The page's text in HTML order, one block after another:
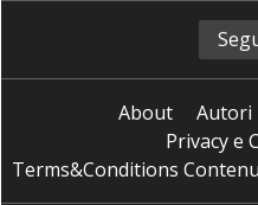
About Autori
Privacy e
Terms&Conditions